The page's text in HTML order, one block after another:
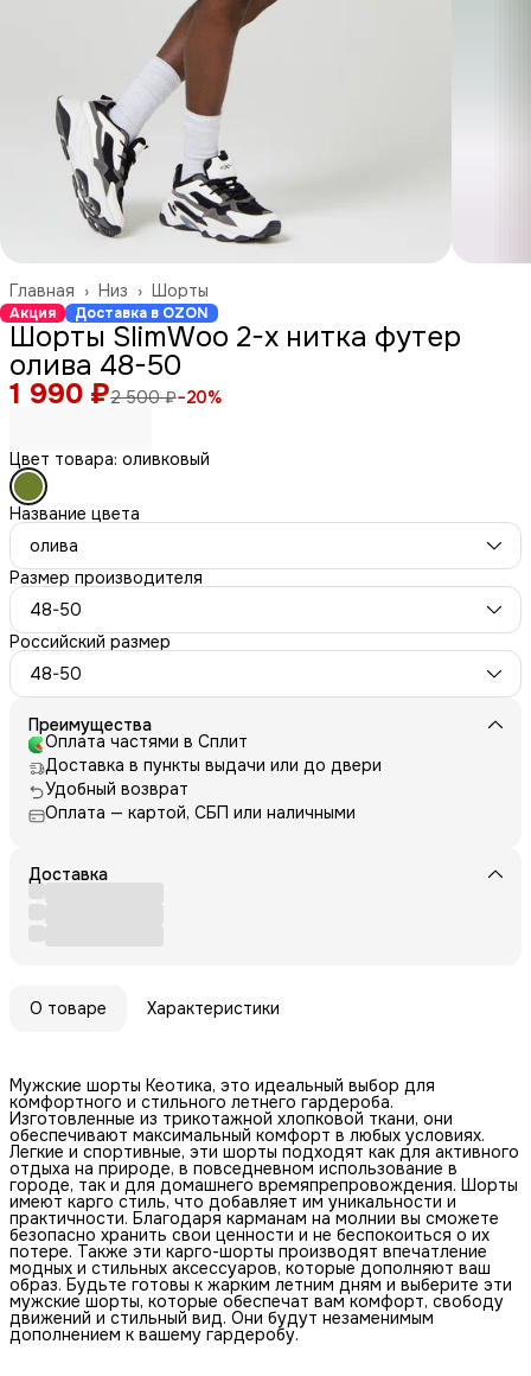
Шорты
Низ ›
Главная ›
Акция Доставка в OZON
Шорты SlimWoo 2-х нитка футер
олива 48-50
1 990 ₽2 500 ₽−20%
Цвет товара: оливковый
Название цвета
олива
Размер производителя
48-50
Российский размер
48-50
Преимущества
Оплата частями в Сплит
Доставка в пункты выдачи или до двери
Удобный возврат
Оплата — картой, СБП или наличными
Доставка
О товаре Характеристики
Мужские шорты Кеотика, это идеальный выбор для
комфортного и стильного летнего гардероба.
Изготовленные из трикотажной хлопковой ткани, они
обеспечивают максимальный комфорт в любых условиях.
Легкие и спортивные, эти шорты подходят как для активного
отдыха на природе, в повседневном использование в
городе, так и для домашнего времяпрепровождения. Шорты
имеют карго стиль, что добавляет им уникальности и
практичности. Благодаря карманам на молнии вы сможете
безопасно хранить свои ценности и не беспокоиться о их
потере. Также эти карго-шорты производят впечатление
модных и стильных аксессуаров, которые дополняют ваш
образ. Будьте готовы к жарким летним дням и выберите эти
мужские шорты, которые обеспечат вам комфорт, свободу
движений и стильный вид. Они будут незаменимым
дополнением к вашему гардеробу.